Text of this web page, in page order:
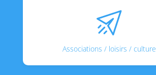
Associations / loisirs / culture